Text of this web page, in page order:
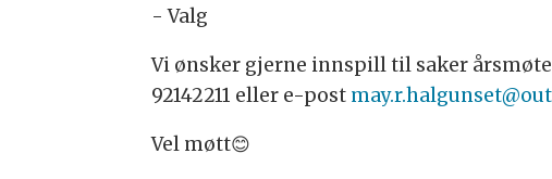
- Valg
Vi ønsker gjerne innspill til saker
92142211 eller e-post
Vel møtt😊